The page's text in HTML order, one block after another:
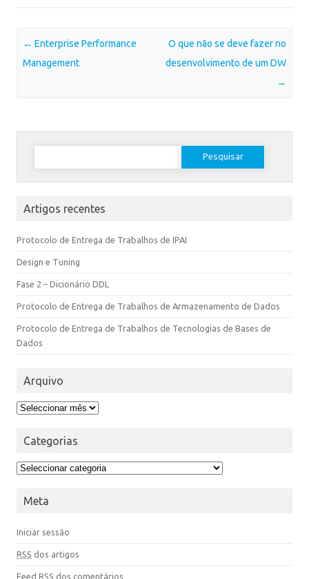
Post navigation
← Enterprise Performance
Management
O que não se deve fazer no
desenvolvimento de um DW
→
Artigos recentes
Protocolo de Entrega de Trabalhos de IPAI
Design e Tuning
Fase 2 – Dicionário DDL
Protocolo de Entrega de Trabalhos de Armazenamento de Dados
Protocolo de Entrega de Trabalhos de Tecnologias de Bases de
Dados
Arquivo
Categorias
Meta
Iniciar sessão
RSS dos artigos
Feed RSS dos comentários